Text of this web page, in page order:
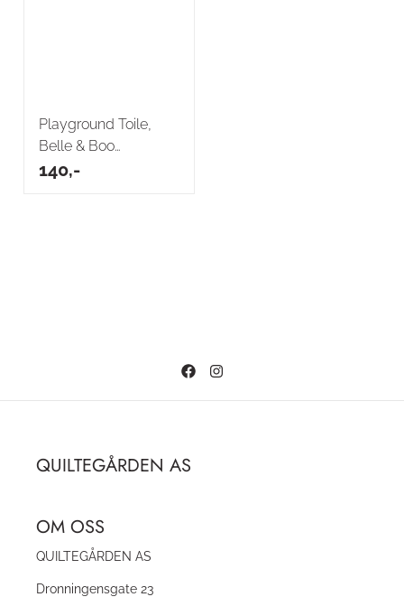
Playground Toile,
Belle & Boo
(DDC12229-crem)
140,-
QUILTEGÅRDEN AS
OM OSS
QUILTEGÅRDEN AS
Dronningensgate 23